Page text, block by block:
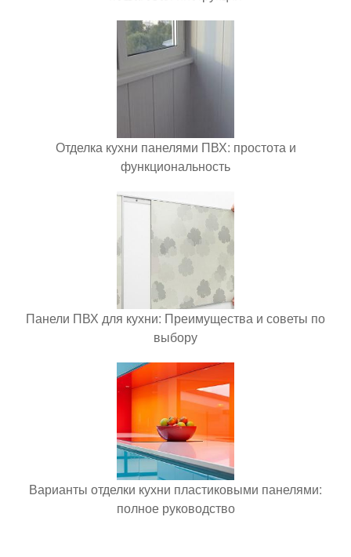
Отделка кухни панелями ПВХ: простота и
функциональность
Панели ПВХ для кухни: Преимущества и советы по
выбору
Варианты отделки кухни пластиковыми панелями:
полное руководство